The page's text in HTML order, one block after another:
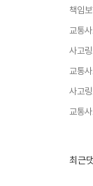
책임
교통
사고링
교통
사고
교통
최근